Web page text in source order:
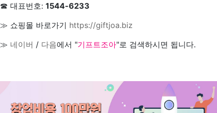
☎ 대표번호: 1544-6233
≫ 쇼핑몰 바로가기 https://giftjoa.biz
≫ 네이버 / 다음에서 "기프트조아"로 검색하시면 됩니다.